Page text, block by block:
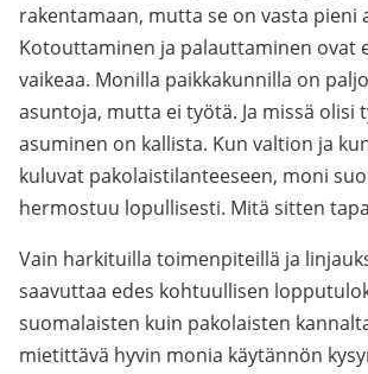
rakentamaan, mutta se on vasta pieni
Kotouttaminen ja palauttaminen ovat
vaikeaa. Monilla paikkakunnilla on
asuntoja, mutta ei työtä. Ja missä olisi
asuminen on kallista. Kun valtion ja
kuluvat pakolaistilanteeseen, moni
hermostuu lopullisesti. Mitä sitten
Vain harkituilla toimenpiteillä ja
saavuttaa edes kohtuullisen
suomalaisten kuin pakolaisten
mietittävä hyvin monia käytännön